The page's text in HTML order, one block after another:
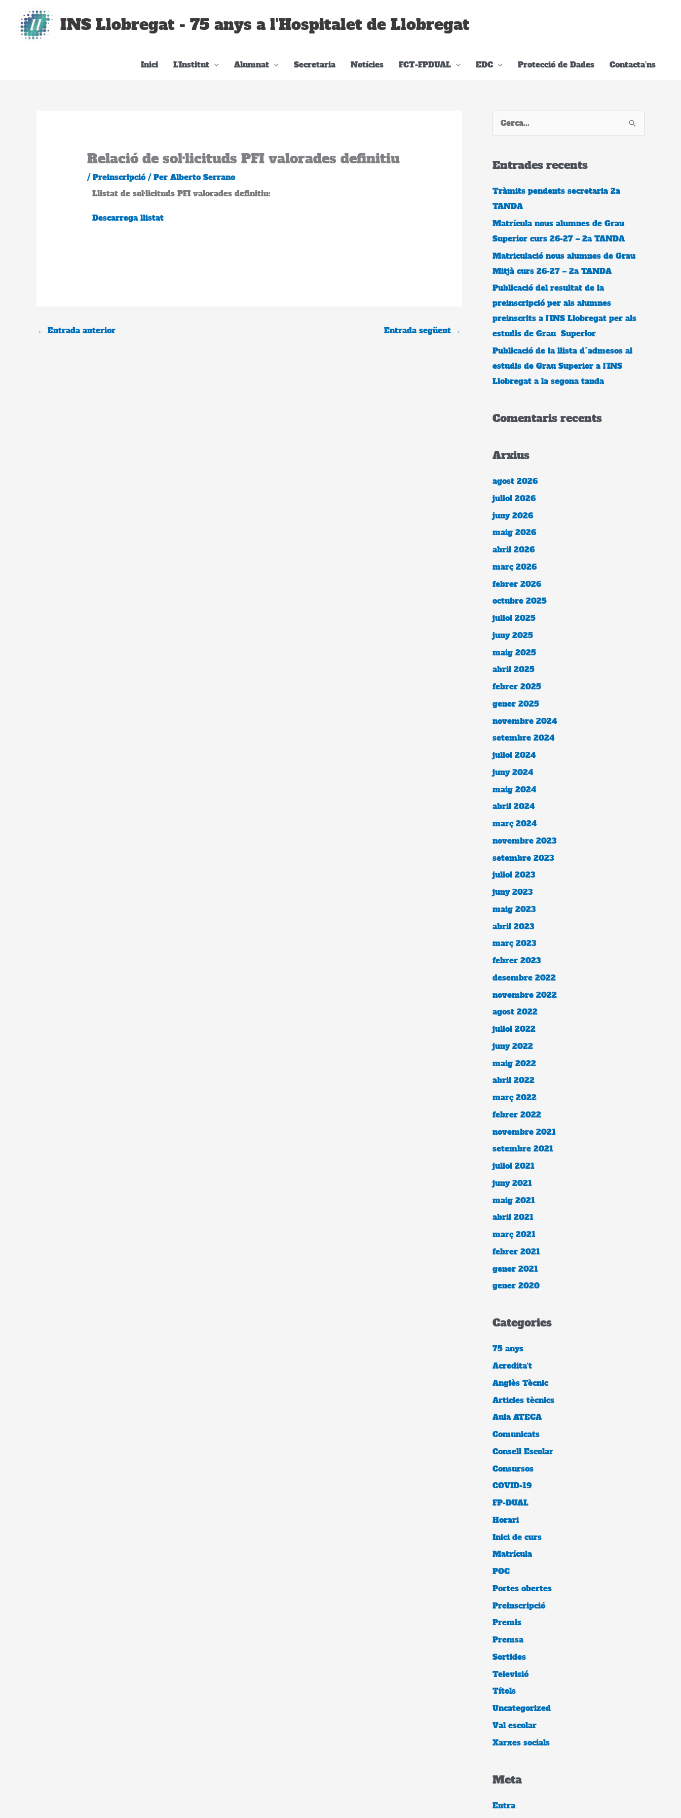
contingut
INS Llobregat - 75 anys a l'Hospitalet de Llobregat
Inici L’Institut Alumnat Secretaria Notícies FCT-FPDUAL EDC Protecció de Dades Contacta’ns
Relació de sol·licituds PFI valorades definitiu
/Preinscripció/ Per Alberto Serrano
Llistat de sol·licituds PFI valorades definitiu:
Descarrega llistat
← Entrada anterior Entrada següent →
c
a
:
Entrades recents
Tràmits pendents secretaria 2a
TANDA
Matrícula nous alumnes de Grau
Superior curs 26-27 – 2a TANDA
Matriculació nous alumnes de Grau
Mitjà curs 26-27 – 2a TANDA
Publicació del resultat de la
preinscripció per als alumnes
preinscrits a l’INS Llobregat per als
estudis de Grau Superior
Publicació de la llista d´admesos al
estudis de Grau Superior a l’INS
Llobregat a la segona tanda
Comentaris recents
Arxius
agost 2026
juliol 2026
juny 2026
maig 2026
abril 2026
març 2026
febrer 2026
octubre 2025
juliol 2025
juny 2025
maig 2025
abril 2025
febrer 2025
gener 2025
novembre 2024
setembre 2024
juliol 2024
juny 2024
maig 2024
abril 2024
març 2024
novembre 2023
setembre 2023
juliol 2023
juny 2023
maig 2023
abril 2023
març 2023
febrer 2023
desembre 2022
novembre 2022
agost 2022
juliol 2022
juny 2022
maig 2022
abril 2022
març 2022
febrer 2022
novembre 2021
setembre 2021
juliol 2021
juny 2021
maig 2021
abril 2021
març 2021
febrer 2021
gener 2021
gener 2020
Categories
75 anys
Acredita't
Anglès Tècnic
Articles tècnics
Aula ATECA
Comunicats
Consell Escolar
Consursos
COVID-19
FP-DUAL
Horari
Inici de curs
Matrícula
POC
Portes obertes
Preinscripció
Premis
Premsa
Sortides
Televisió
Títols
Uncategorized
Val escolar
Xarxes socials
Meta
Entra